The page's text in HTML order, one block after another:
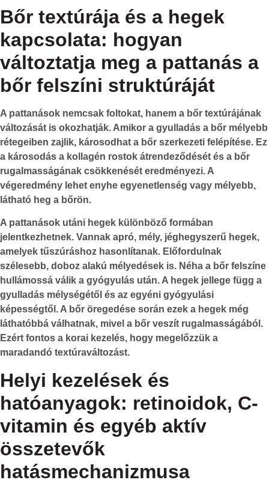
Bőr textúrája és a hegek
kapcsolata: hogyan
változtatja meg a pattanás a
bőr felszíni struktúráját
A pattanások nemcsak foltokat, hanem a bőr textúrájának
változását is okozhatják. Amikor a gyulladás a bőr mélyebb
rétegeiben zajlik, károsodhat a bőr szerkezeti felépítése. Ez
a károsodás a kollagén rostok átrendeződését és a bőr
rugalmasságának csökkenését eredményezi. A
végeredmény lehet enyhe egyenetlenség vagy mélyebb,
látható heg a bőrön.
A pattanások utáni hegek különböző formában
jelentkezhetnek. Vannak apró, mély, jéghegyszerű hegek,
amelyek tűszúráshoz hasonlítanak. Előfordulnak
szélesebb, doboz alakú mélyedések is. Néha a bőr felszíne
hullámossá válik a gyógyulás után. A hegek jellege függ a
gyulladás mélységétől és az egyéni gyógyulási
képességtől. A bőr öregedése során ezek a hegek még
láthatóbbá válhatnak, mivel a bőr veszít rugalmasságából.
Ezért fontos a korai kezelés, hogy megelőzzük a
maradandó textúraváltozást.
Helyi kezelések és
hatóanyagok: retinoidok, C-
vitamin és egyéb aktív
összetevők
hatásmechanizmusa